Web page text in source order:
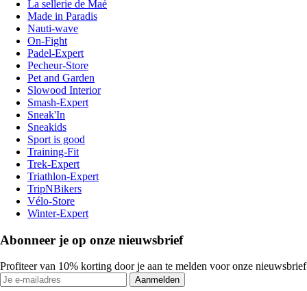
La sellerie de Maé
Made in Paradis
Nauti-wave
On-Fight
Padel-Expert
Pecheur-Store
Pet and Garden
Slowood Interior
Smash-Expert
Sneak'In
Sneakids
Sport is good
Training-Fit
Trek-Expert
Triathlon-Expert
TripNBikers
Vélo-Store
Winter-Expert
Abonneer je op onze nieuwsbrief
Profiteer van 10% korting door je aan te melden voor onze nieuwsbrief
Aanmelden